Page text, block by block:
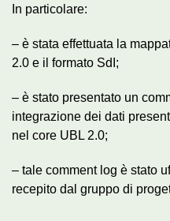
In particolare:
– è stata effettuata la
2.0 e il formato SdI;
– è stato presentato un
integrazione dei dati
nel core UBL 2.0;
– tale comment log è stato
recepito dal gruppo di